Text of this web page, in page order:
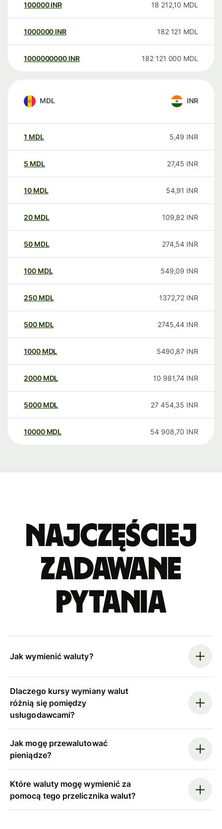
100000 INR 18 212,10 MDL
1000000 INR 182 121 MDL
1000000000 INR 182 121 000 MDL
MDL INR
1 MDL 5,49 INR
5 MDL 27,45 INR
10 MDL 54,91 INR
20 MDL 109,82 INR
50 MDL 274,54 INR
100 MDL 549,09 INR
250 MDL 1372,72 INR
500 MDL 2745,44 INR
1000 MDL 5490,87 INR
2000 MDL 10 981,74 INR
5000 MDL 27 454,35 INR
10000 MDL 54 908,70 INR
Najczęściej
zadawane
pytania
Jak wymienić waluty?
Dlaczego kursy wymiany walut
różnią się pomiędzy
usługodawcami?
Jak mogę przewalutować
pieniądze?
Które waluty mogę wymienić za
pomocą tego przelicznika walut?